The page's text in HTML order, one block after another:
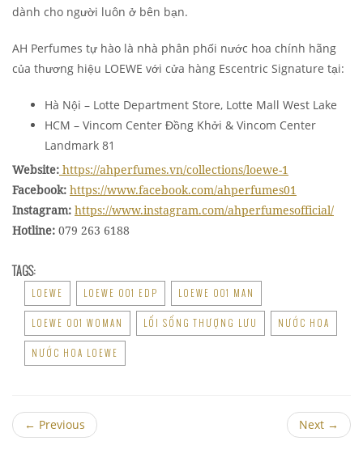
dành cho người luôn ở bên bạn.
AH Perfumes tự hào là nhà phân phối nước hoa chính hãng
của thương hiệu LOEWE với cửa hàng Escentric Signature tại:
Hà Nội – Lotte Department Store, Lotte Mall West Lake
HCM – Vincom Center Đồng Khởi & Vincom Center
Landmark 81
Website: https://ahperfumes.vn/collections/loewe-1
Facebook: https://www.facebook.com/ahperfumes01
Instagram: https://www.instagram.com/ahperfumesofficial/
Hotline: 079 263 6188
TAGS:
LOEWE LOEWE 001 EDP LOEWE 001 MAN
LOEWE 001 WOMAN LỐI SỐNG THƯỢNG LƯU NƯỚC HOA
NƯỚC HOA LOEWE
← Previous Next →